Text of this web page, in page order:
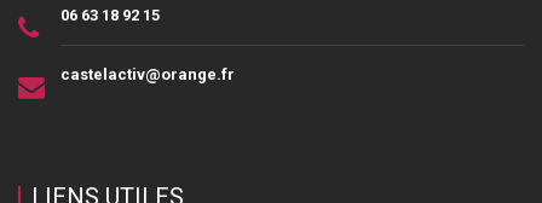
06 63 18 92 15
castelactiv@orange.fr
LIENS UTILES